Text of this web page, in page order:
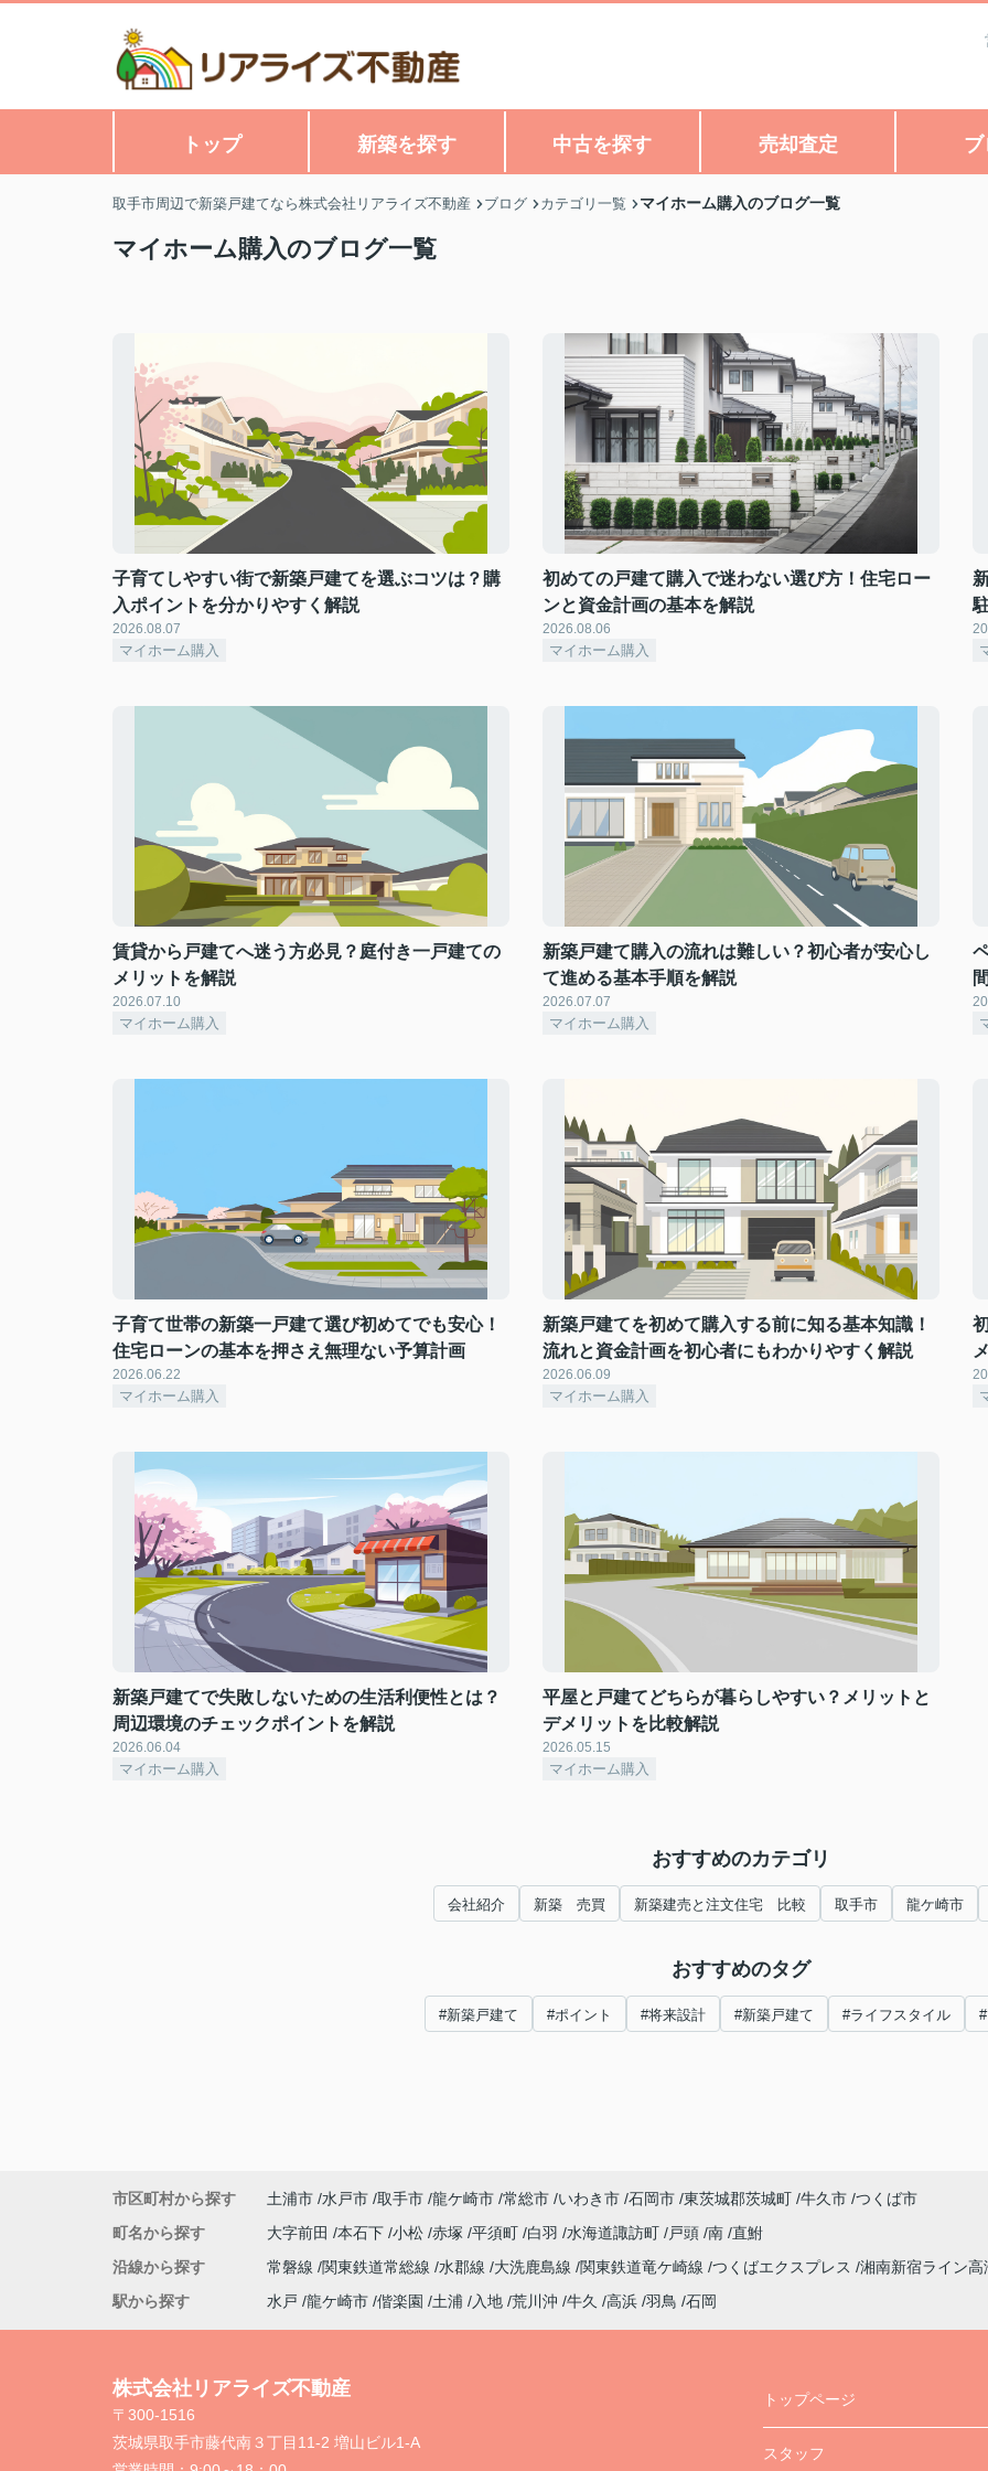
トップ 新築を探す 中古を探す 売却査定
取手市周辺で新築戸建てなら株式会社リアライズ不動産 ブログ カテゴリ一覧 マイホーム購入のブログ一覧
マイホーム購入のブログ一覧
子育てしやすい街で新築戸建てを選ぶコツは？購
入ポイントを分かりやすく解説
2026.08.07
マイホーム購入
初めての戸建て購入で迷わない選び方！住宅ロー
ンと資金計画の基本を解説
2026.08.06
マイホーム購入
賃貸から戸建てへ迷う方必見？庭付き一戸建ての
メリットを解説
2026.07.10
マイホーム購入
新築戸建て購入の流れは難しい？初心者が安心し
て進める基本手順を解説
2026.07.07
マイホーム購入
子育て世帯の新築一戸建て選び初めてでも安心！
住宅ローンの基本を押さえ無理ない予算計画
2026.06.22
マイホーム購入
新築戸建てを初めて購入する前に知る基本知識！
流れと資金計画を初心者にもわかりやすく解説
2026.06.09
マイホーム購入
新築戸建てで失敗しないための生活利便性とは？
周辺環境のチェックポイントを解説
2026.06.04
マイホーム購入
平屋と戸建てどちらが暮らしやすい？メリットと
デメリットを比較解説
2026.05.15
マイホーム購入
おすすめのカテゴリ
会社紹介 新築 売買 新築建売と注文住宅 比較 取手市 龍ケ崎市
おすすめのタグ
#新築戸建て #ポイント #将来設計 #新築戸建て #ライフスタイル
市区町村から探す 土浦市 水戸市 取手市 龍ケ崎市 常総市 いわき市 石岡市 東茨城郡茨城町 牛久市 つくば市
町名から探す
大字前田 本石下 小松 赤塚 平須町 白羽 水海道諏訪町 戸頭 南 直鮒
沿線から探す
常磐線 関東鉄道常総線 水郡線 大洗鹿島線 関東鉄道竜ケ崎線 つくばエクスプレス
湘南新宿ライン
駅から探す
水戸 龍ケ崎市 偕楽園 土浦 入地 荒川沖 牛久 高浜 羽鳥 石岡
株式会社リアライズ不動産
〒300-1516
茨城県取手市藤代南３丁目11-2 増山ビル1-A
トップページ
スタッフ